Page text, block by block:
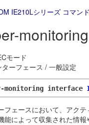
IE210Lシリーズ コマン
モード
ターフェース / 一般設定
interface
フェースにおいて、アク
能によって収集された情